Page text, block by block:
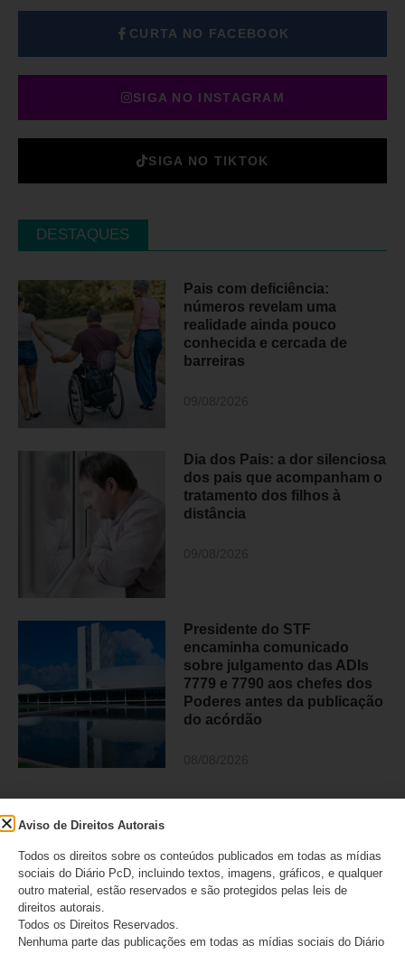
CURTA NO FACEBOOK
SIGA NO INSTAGRAM
SIGA NO TIKTOK
DESTAQUES
Pais com deficiência:
números revelam uma
realidade ainda pouco
conhecida e cercada de
barreiras
Dia dos Pais: a dor silenciosa
dos pais que acompanham o
tratamento dos filhos à
distância
Presidente do STF
encaminha comunicado
sobre julgamento das ADIs
7779 e 7790 aos chefes dos
Poderes antes da publicação
do acórdão
CATEGORIAS
Acessibilidade
Artigo/Opinião
Atualidades
Aviso de Direitos Autorais
Todos os direitos sobre os conteúdos publicados em todas as mídias
sociais do Diário PcD, incluindo textos, imagens, gráficos, e qualquer
outro material, estão reservados e são protegidos pelas leis de
direitos autorais.
Todos os Direitos Reservados.
Nenhuma parte das publicações em todas as mídias sociais do Diário